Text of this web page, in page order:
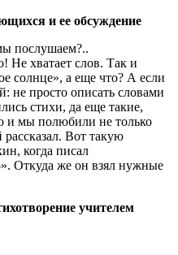
и ее обсуждение
послушаем?..
Не хватает слов. Так и
солнце», а еще что? А если
не просто описать словами
стихи, да еще такие,
и мы полюбили не только
Вот такую
когда писал
Откуда же он взял нужные
учителем